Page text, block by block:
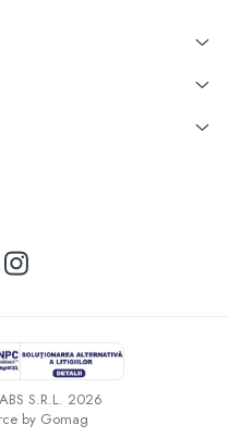
S.R.L. 2026
by Gomag